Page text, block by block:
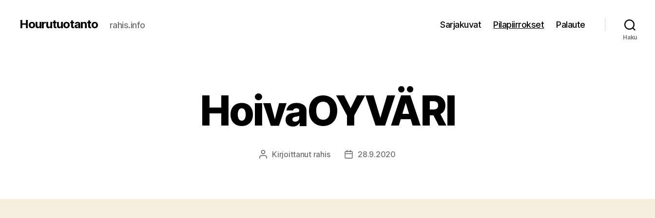
Hourutuotanto rahis.info Sarjakuvat Pilapiirrokset Palaute
Haku
HoivaOYVÄRI
Kirjoittaja
Kirjoittanut rahis Julkaisupäivämäärä
28.9.2020